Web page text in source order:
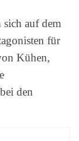
auf dem
für
Kühen,
den